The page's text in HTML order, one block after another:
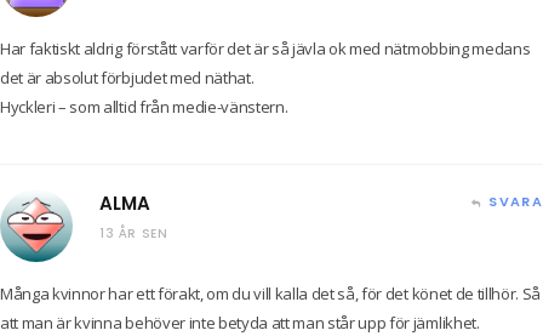
Har faktiskt aldrig förstått varför det är så jävla ok med nätmobbing medans
det är absolut förbjudet med näthat.
Hyckleri – som alltid från medie-vänstern.
ALMA
13 ÅR SEN
SVARA
Många kvinnor har ett förakt, om du vill kalla det så, för det könet de tillhör. Så
att man är kvinna behöver inte betyda att man står upp för jämlikhet.